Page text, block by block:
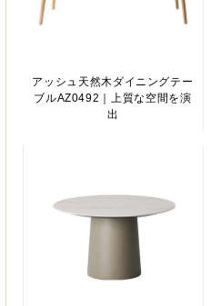
アッシュ天然木ダイニングテー
ブルAZ0492｜上質な空間を演
出